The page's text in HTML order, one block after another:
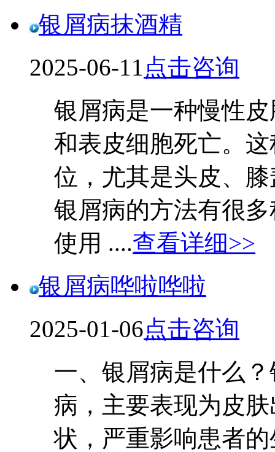
银屑病抹酒精
2025-06-11 点击咨询
银屑病是一种慢性
和表皮细胞死亡。
位，尤其是头皮、
银屑病的方法有很
使用 ....查看详细>>
银屑病哗啦哗啦
2025-01-06点击咨询
一、银屑病是什么
病，主要表现为皮
状，严重影响患者